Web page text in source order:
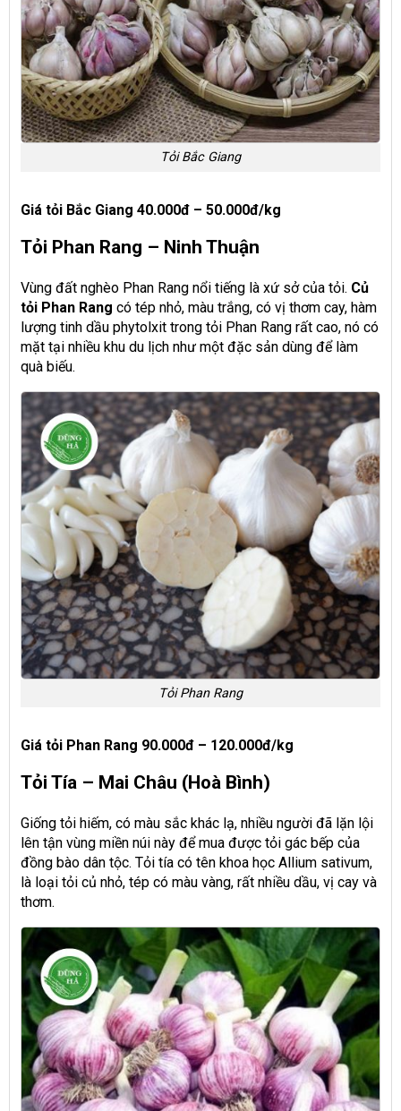
Tỏi Bắc Giang
Giá tỏi Bắc Giang 40.000đ – 50.000đ/kg
Tỏi Phan Rang – Ninh Thuận
Vùng đất nghèo Phan Rang nổi tiếng là xứ sở của tỏi. Củ
tỏi Phan Rang có tép nhỏ, màu trắng, có vị thơm cay, hàm
lượng tinh dầu phytolxit trong tỏi Phan Rang rất cao, nó có
mặt tại nhiều khu du lịch như một đặc sản dùng để làm
quà biếu.
Tỏi Phan Rang
Giá tỏi Phan Rang 90.000đ – 120.000đ/kg
Tỏi Tía – Mai Châu (Hoà Bình)
Giống tỏi hiếm, có màu sắc khác lạ, nhiều người đã lặn lội
lên tận vùng miền núi này để mua được tỏi gác bếp của
đồng bào dân tộc. Tỏi tía có tên khoa học Allium sativum,
là loại tỏi củ nhỏ, tép có màu vàng, rất nhiều dầu, vị cay và
thơm.